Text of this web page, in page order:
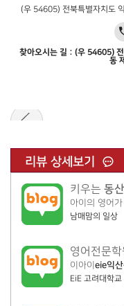
(우 54605) 전북특별자치도
찾아오시는 길 : (우 54605)
동
리뷰 상세보기
키우는 동산
아이의 영어
남매맘의 일상
영어전문학
이아이 eie익산
EiE 고려대학